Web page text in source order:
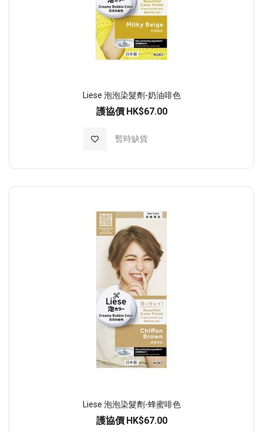
Liese 泡泡染髮劑-奶油啡色
護協價 HK$67.00
暫時缺貨
加入至願望清單
Liese 泡泡染髮劑-蜂蜜啡色
護協價 HK$67.00